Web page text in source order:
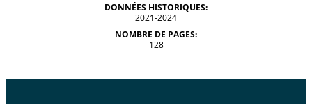
DONNÉES HISTORIQUES:
2021-2024
NOMBRE DE PAGES:
128